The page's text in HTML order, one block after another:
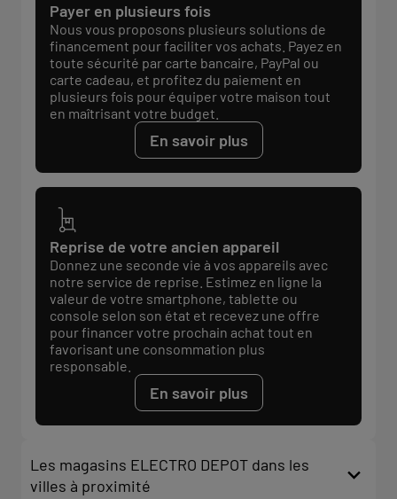
Payer en plusieurs fois
Nous vous proposons plusieurs solutions de
financement pour faciliter vos achats. Payez en
toute sécurité par carte bancaire, PayPal ou
carte cadeau, et profitez du paiement en
plusieurs fois pour équiper votre maison tout
en maîtrisant votre budget.
En savoir plus
Reprise de votre ancien appareil
Donnez une seconde vie à vos appareils avec
notre service de reprise. Estimez en ligne la
valeur de votre smartphone, tablette ou
console selon son état et recevez une offre
pour financer votre prochain achat tout en
favorisant une consommation plus
responsable.
En savoir plus
Les magasins ELECTRO DEPOT dans les
villes à proximité